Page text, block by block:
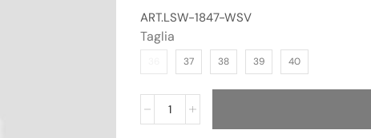
ART.LSW-1847-WSV
Taglia
37 38 39 40